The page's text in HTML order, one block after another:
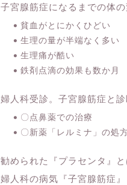
子宮腺筋症になるまでの体
貧血がとにかくひどい
生理の量が半端なく多い
生理痛が酷い
鉄剤点滴の効果も数か月
婦人科受診。子宮腺筋症と
〇点鼻薬での治療
〇新薬「レルミナ」の処
勧められた『プラセンタ』
婦人科の病気『子宮腺筋症